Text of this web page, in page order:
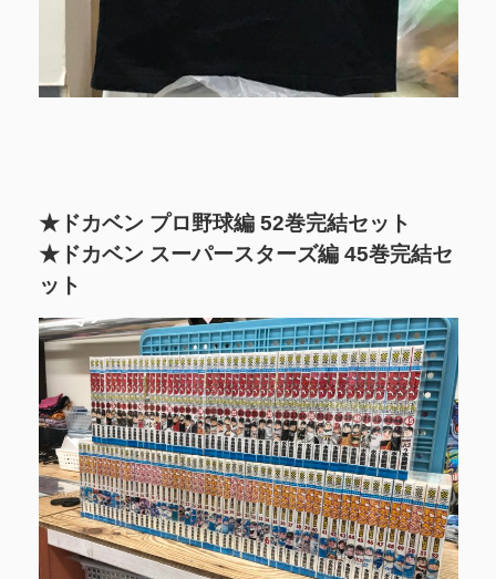
★ドカベン プロ野球編 52巻完結セット
★ドカベン スーパースターズ編 45巻完結セ
ット